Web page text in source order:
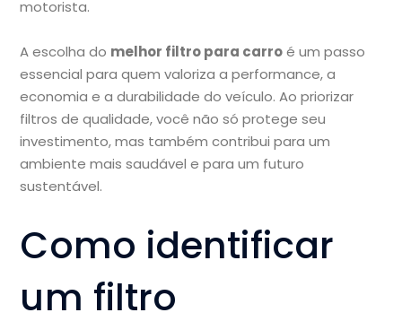
motorista.
A escolha do melhor filtro para carroé um passo
essencial para quem valoriza a performance, a
economia e a durabilidade do veículo. Ao priorizar
filtros de qualidade, você não só protege seu
investimento, mas também contribui para um
ambiente mais saudável e para um futuro
sustentável.
Como identificar
um filtro